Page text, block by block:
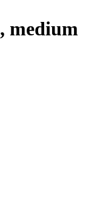
medium